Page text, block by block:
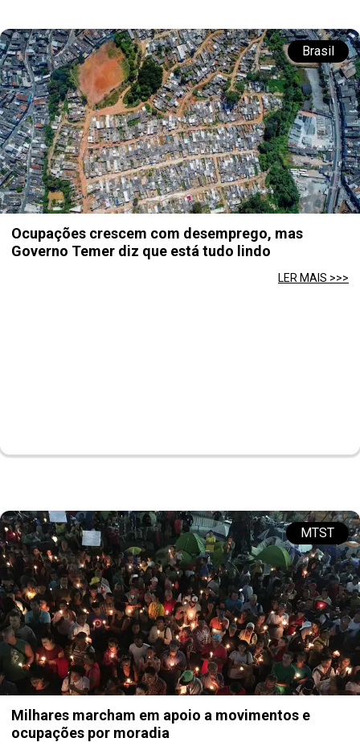
Brasil
Ocupações crescem com desemprego, mas
Governo Temer diz que está tudo lindo
LER MAIS >>>
MTST
Milhares marcham em apoio a movimentos e
ocupações por moradia